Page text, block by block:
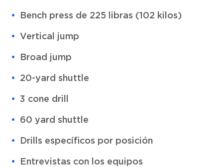
Bench press de 225 libras (102 kilos)
Vertical jump
Broad jump
20-yard shuttle
3 cone drill
60 yard shuttle
Drills específicos por posición
Entrevistas con los equipos